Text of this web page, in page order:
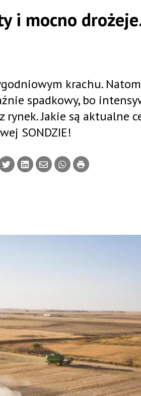
i mocno
krachu.
spadkowy, bo
Jakie są aktualne
SONDZIE!